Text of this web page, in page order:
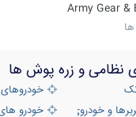
Army Gear
و زره پوش ها
خودروهای
و خودروی های رزمی پیاده
خودرو های